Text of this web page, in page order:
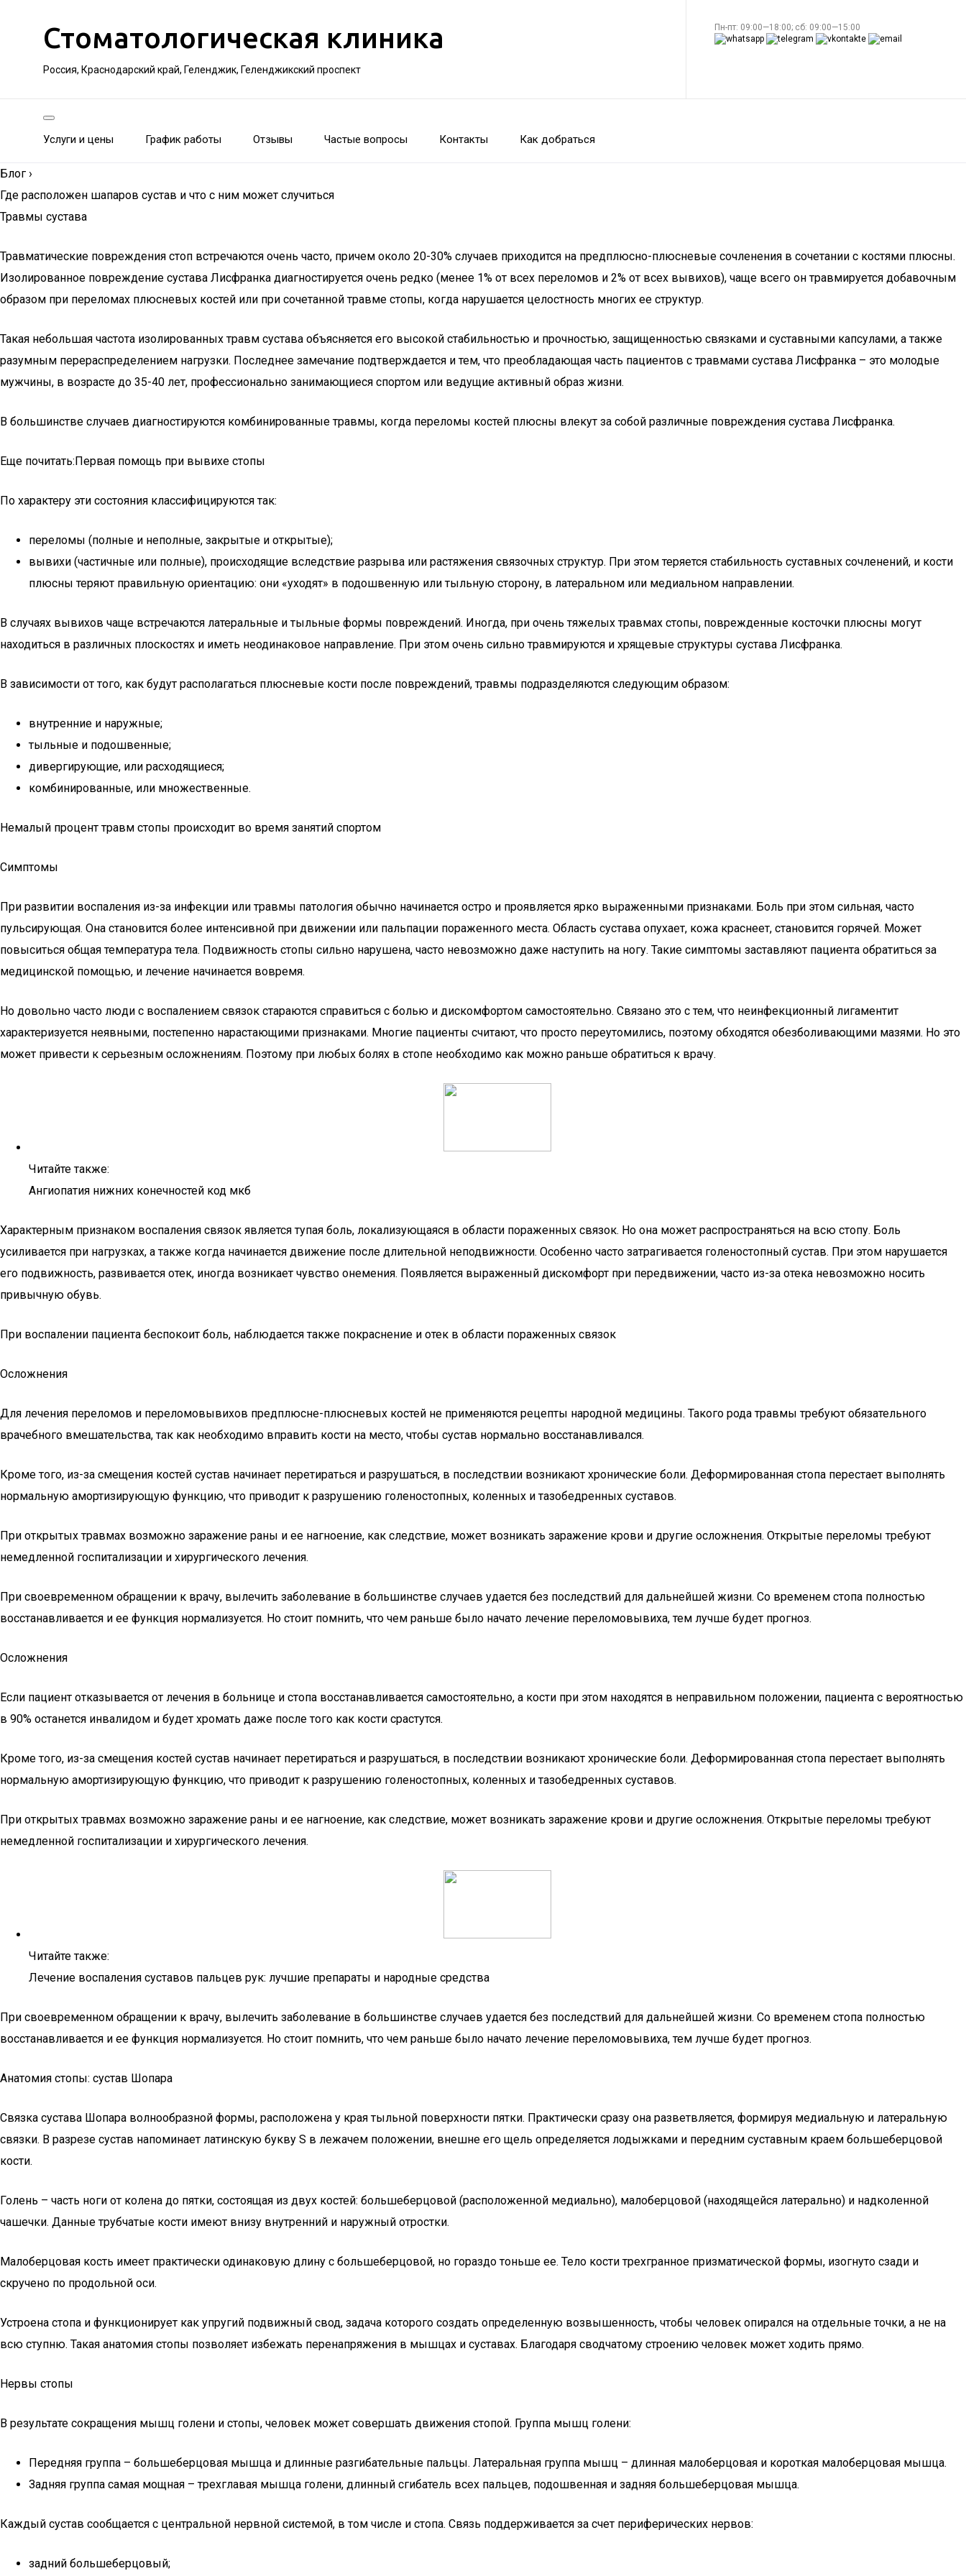
Стоматологическая клиника
Россия, Краснодарский край, Геленджик, Геленджикский проспект
Пн-пт: 09:00—18:00; сб: 09:00—15:00
Услуги и цены График работы Отзывы Частые вопросы Контакты Как добраться
Блог ›
Где расположен шапаров сустав и что с ним может случиться
Травмы сустава
Травматические повреждения стоп встречаются очень часто, причем около 20-30% случаев приходится на предплюсно-плюсневые сочленения в сочетании с костями плюсны.
Изолированное повреждение сустава Лисфранка диагностируется очень редко (менее 1% от всех переломов и 2% от всех вывихов), чаще всего он травмируется добавочным
образом при переломах плюсневых костей или при сочетанной травме стопы, когда нарушается целостность многих ее структур.
Такая небольшая частота изолированных травм сустава объясняется его высокой стабильностью и прочностью, защищенностью связками и суставными капсулами, а также
разумным перераспределением нагрузки. Последнее замечание подтверждается и тем, что преобладающая часть пациентов с травмами сустава Лисфранка – это молодые
мужчины, в возрасте до 35-40 лет, профессионально занимающиеся спортом или ведущие активный образ жизни.
В большинстве случаев диагностируются комбинированные травмы, когда переломы костей плюсны влекут за собой различные повреждения сустава Лисфранка.
Еще почитать:Первая помощь при вывихе стопы
По характеру эти состояния классифицируются так:
переломы (полные и неполные, закрытые и открытые);
вывихи (частичные или полные), происходящие вследствие разрыва или растяжения связочных структур. При этом теряется стабильность суставных сочленений, и кости
плюсны теряют правильную ориентацию: они «уходят» в подошвенную или тыльную сторону, в латеральном или медиальном направлении.
В случаях вывихов чаще встречаются латеральные и тыльные формы повреждений. Иногда, при очень тяжелых травмах стопы, поврежденные косточки плюсны могут
находиться в различных плоскостях и иметь неодинаковое направление. При этом очень сильно травмируются и хрящевые структуры сустава Лисфранка.
В зависимости от того, как будут располагаться плюсневые кости после повреждений, травмы подразделяются следующим образом:
внутренние и наружные;
тыльные и подошвенные;
дивергирующие, или расходящиеся;
комбинированные, или множественные.
Немалый процент травм стопы происходит во время занятий спортом
Симптомы
При развитии воспаления из-за инфекции или травмы патология обычно начинается остро и проявляется ярко выраженными признаками. Боль при этом сильная, часто
пульсирующая. Она становится более интенсивной при движении или пальпации пораженного места. Область сустава опухает, кожа краснеет, становится горячей. Может
повыситься общая температура тела. Подвижность стопы сильно нарушена, часто невозможно даже наступить на ногу. Такие симптомы заставляют пациента обратиться за
медицинской помощью, и лечение начинается вовремя.
Но довольно часто люди с воспалением связок стараются справиться с болью и дискомфортом самостоятельно. Связано это с тем, что неинфекционный лигаментит
характеризуется неявными, постепенно нарастающими признаками. Многие пациенты считают, что просто переутомились, поэтому обходятся обезболивающими мазями. Но это
может привести к серьезным осложнениям. Поэтому при любых болях в стопе необходимо как можно раньше обратиться к врачу.
Читайте также:
Ангиопатия нижних конечностей код мкб
Характерным признаком воспаления связок является тупая боль, локализующаяся в области пораженных связок. Но она может распространяться на всю стопу. Боль
усиливается при нагрузках, а также когда начинается движение после длительной неподвижности. Особенно часто затрагивается голеностопный сустав. При этом нарушается
его подвижность, развивается отек, иногда возникает чувство онемения. Появляется выраженный дискомфорт при передвижении, часто из-за отека невозможно носить
привычную обувь.
При воспалении пациента беспокоит боль, наблюдается также покраснение и отек в области пораженных связок
Осложнения
Для лечения переломов и переломовывихов предплюсне-плюсневых костей не применяются рецепты народной медицины. Такого рода травмы требуют обязательного
врачебного вмешательства, так как необходимо вправить кости на место, чтобы сустав нормально восстанавливался.
Кроме того, из-за смещения костей сустав начинает перетираться и разрушаться, в последствии возникают хронические боли. Деформированная стопа перестает выполнять
нормальную амортизирующую функцию, что приводит к разрушению голеностопных, коленных и тазобедренных суставов.
При открытых травмах возможно заражение раны и ее нагноение, как следствие, может возникать заражение крови и другие осложнения. Открытые переломы требуют
немедленной госпитализации и хирургического лечения.
При своевременном обращении к врачу, вылечить заболевание в большинстве случаев удается без последствий для дальнейшей жизни. Со временем стопа полностью
восстанавливается и ее функция нормализуется. Но стоит помнить, что чем раньше было начато лечение переломовывиха, тем лучше будет прогноз.
Осложнения
Если пациент отказывается от лечения в больнице и стопа восстанавливается самостоятельно, а кости при этом находятся в неправильном положении, пациента с вероятностью
в 90% останется инвалидом и будет хромать даже после того как кости срастутся.
Кроме того, из-за смещения костей сустав начинает перетираться и разрушаться, в последствии возникают хронические боли. Деформированная стопа перестает выполнять
нормальную амортизирующую функцию, что приводит к разрушению голеностопных, коленных и тазобедренных суставов.
При открытых травмах возможно заражение раны и ее нагноение, как следствие, может возникать заражение крови и другие осложнения. Открытые переломы требуют
немедленной госпитализации и хирургического лечения.
Читайте также:
Лечение воспаления суставов пальцев рук: лучшие препараты и народные средства
При своевременном обращении к врачу, вылечить заболевание в большинстве случаев удается без последствий для дальнейшей жизни. Со временем стопа полностью
восстанавливается и ее функция нормализуется. Но стоит помнить, что чем раньше было начато лечение переломовывиха, тем лучше будет прогноз.
Анатомия стопы: сустав Шопара
Связка сустава Шопара волнообразной формы, расположена у края тыльной поверхности пятки. Практически сразу она разветвляется, формируя медиальную и латеральную
связки. В разрезе сустав напоминает латинскую букву S в лежачем положении, внешне его щель определяется лодыжками и передним суставным краем большеберцовой
кости.
Голень – часть ноги от колена до пятки, состоящая из двух костей: большеберцовой (расположенной медиально), малоберцовой (находящейся латерально) и надколенной
чашечки. Данные трубчатые кости имеют внизу внутренний и наружный отростки.
Малоберцовая кость имеет практически одинаковую длину с большеберцовой, но гораздо тоньше ее. Тело кости трехгранное призматической формы, изогнуто сзади и
скручено по продольной оси.
Устроена стопа и функционирует как упругий подвижный свод, задача которого создать определенную возвышенность, чтобы человек опирался на отдельные точки, а не на
всю ступню. Такая анатомия стопы позволяет избежать перенапряжения в мышцах и суставах. Благодаря сводчатому строению человек может ходить прямо.
Нервы стопы
В результате сокращения мышц голени и стопы, человек может совершать движения стопой. Группа мышц голени:
Передняя группа – большеберцовая мышца и длинные разгибательные пальцы. Латеральная группа мышц – длинная малоберцовая и короткая малоберцовая мышца.
Задняя группа самая мощная – трехглавая мышца голени, длинный сгибатель всех пальцев, подошвенная и задняя большеберцовая мышца.
Каждый сустав сообщается с центральной нервной системой, в том числе и стопа. Связь поддерживается за счет периферических нервов:
задний большеберцовый;